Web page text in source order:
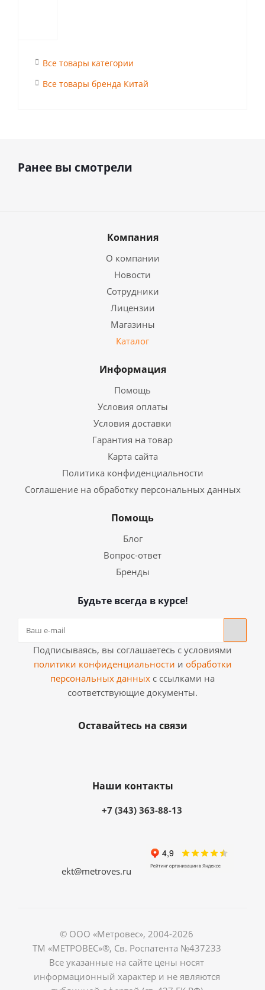
Все товары категории
Все товары бренда Китай
Ранее вы смотрели
Компания
О компании
Новости
Сотрудники
Лицензии
Магазины
Каталог
Информация
Помощь
Условия оплаты
Условия доставки
Гарантия на товар
Карта сайта
Политика конфиденциальности
Соглашение на обработку персональных данных
Помощь
Блог
Вопрос-ответ
Бренды
Будьте всегда в курсе!
Подписываясь, вы соглашаетесь с условиями
политики конфиденциальности и обработки
персональных данных с ссылками на
соответствующие документы.
Оставайтесь на связи
Наши контакты
+7 (343) 363-88-13
ekt@metroves.ru
© ООО «Метровес», 2004-2026
ТМ «МЕТРОВЕС»®, Св. Роспатента №4​3​7​2​3​3
Все указанные на сайте цены носят
информационный характер и не являются